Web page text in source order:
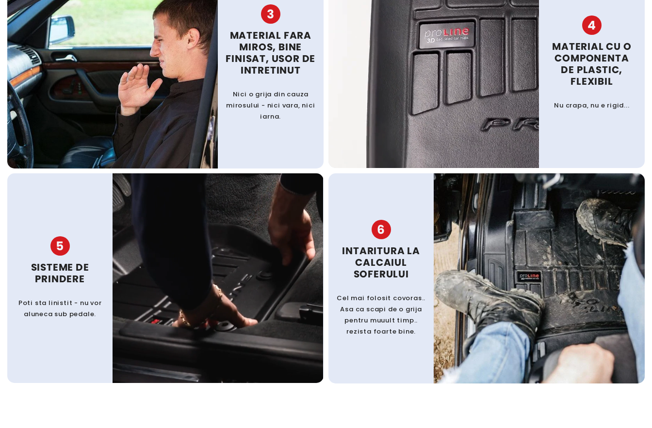
3
MATERIAL FARA
MIROS, BINE
FINISAT, USOR DE
INTRETINUT
Nici o grija din cauza
mirosului - nici vara, nici
iarna.
4
MATERIAL CU O
COMPONENTA
DE PLASTIC,
FLEXIBIL
Nu crapa, nu e rigid...
5
SISTEME DE
PRINDERE
Poti sta linistit - nu vor
aluneca sub pedale.
6
INTARITURA LA
CALCAIUL
SOFERULUI
Cel mai folosit covoras..
Asa ca scapi de o grija
pentru muuult timp..
rezista foarte bine.